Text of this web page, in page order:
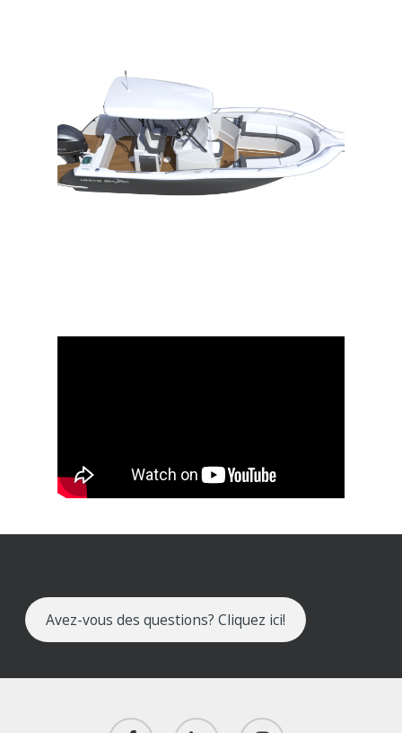
Avez-vous des questions? Cliquez ici!